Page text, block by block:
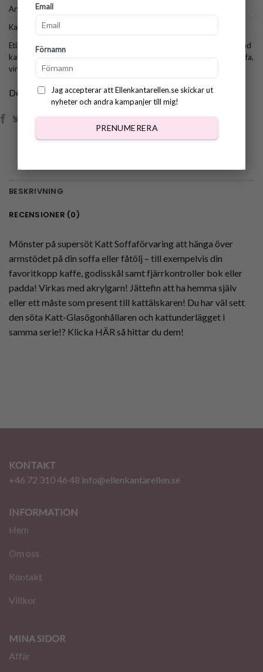
Email
Förnamn
Jag accepterar att Ellenkantarellen.se skickar ut
nyheter och andra kampanjer till mig!
PRENUMERERA
Artikelnr:1059
Kategorier:Alla mönster
Etiketter:amigurumi
virkad
katt
virkad soffaförvaring,virkat till fåtölj,virkat till hemmet,virkat till soffa,
virkmönster katt,virkmönster soffaförvaring
Dela:
BESKRIVNING
RECENSIONER (0)
Mönster på supersöt Katt Soffaförvaring att hänga över
armstödet på din soffa eller fåtölj – till exempelvis din
favoritkopp kaffe, godisskål samt fjärrkontroller bok eller
padda! Virkas med akrylgarn! Jättefin att ha hemma själv
eller ett måste som present till kattälskaren! Du har väl sett
den söta Katt-Glasögonhållaren och kattunderlägget i
samma serie!? Klicka HÄR så hittar du dem!
KONTAKT
+46 72 310 46 48 info@ellenkantarellen.se
INFORMATION
Hem
Om oss
Kontakt
Villkor
MINA SIDOR
Affär